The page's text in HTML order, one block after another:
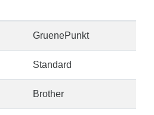
GruenePunkt
Standard
Brother